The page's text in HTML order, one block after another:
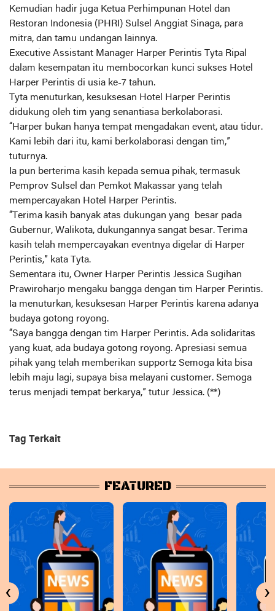
Kemudian hadir juga Ketua Perhimpunan Hotel dan
Restoran Indonesia (PHRI) Sulsel Anggiat Sinaga, para
mitra, dan tamu undangan lainnya.
Executive Assistant Manager Harper Perintis Tyta Ripal
dalam kesempatan itu membocorkan kunci sukses Hotel
Harper Perintis di usia ke-7 tahun.
Tyta menuturkan, kesuksesan Hotel Harper Perintis
didukung oleh tim yang senantiasa berkolaborasi.
“Harper bukan hanya tempat mengadakan event, atau tidur.
Kami lebih dari itu, kami berkolaborasi dengan tim,”
tuturnya.
Ia pun berterima kasih kepada semua pihak, termasuk
Pemprov Sulsel dan Pemkot Makassar yang telah
mempercayakan Hotel Harper Perintis.
“Terima kasih banyak atas dukungan yang besar pada
Gubernur, Walikota, dukungannya sangat besar. Terima
kasih telah mempercayakan eventnya digelar di Harper
Perintis,” kata Tyta.
Sementara itu, Owner Harper Perintis Jessica Sugihan
Prawiroharjo mengaku bangga dengan tim Harper Perintis.
Ia menuturkan, kesuksesan Harper Perintis karena adanya
budaya gotong royong.
“Saya bangga dengan tim Harper Perintis. Ada solidaritas
yang kuat, ada budaya gotong royong. Apresiasi semua
pihak yang telah memberikan supportz Semoga kita bisa
lebih maju lagi, supaya bisa melayani customer. Semoga
terus menjadi tempat berkarya,” tutur Jessica. (**)
Tag Terkait
FEATURED
‹ ›